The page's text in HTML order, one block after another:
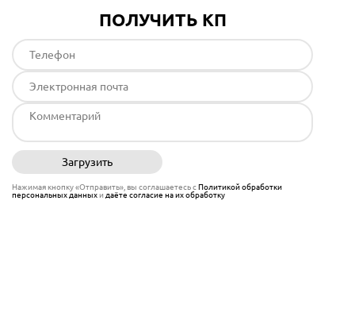
ПОЛУЧИТЬ КП
Загрузить
Нажимая кнопку «Отправить», вы соглашаетесь сПолитикой обработки
персональных данныхи даёте согласие на их обработку